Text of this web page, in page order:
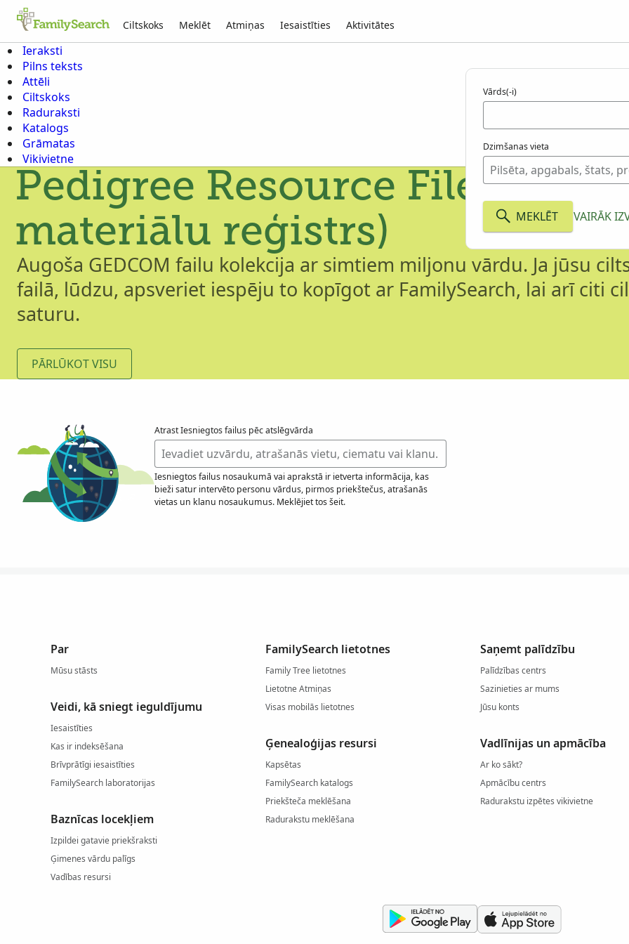
Ciltskoks Meklēt Atmiņas Iesaistīties Aktivitātes
Ieraksti
Pilns teksts
Attēli
Ciltskoks
Raduraksti
Katalogs
Grāmatas
Vikivietne
Pedigree Resource File
materiālu reģistrs)
Augoša GEDCOM failu kolekcija ar simtiem miljonu vārdu. Ja jūsu
failā, lūdzu, apsveriet iespēju to kopīgot ar FamilySearch, lai arī citi
saturu.
PĀRLŪKOT VISU
Vārds(-i)
Dzimšanas vieta
MEKLĒT VAIRĀK
Atrast Iesniegtos failus pēc atslēgvārda
Iesniegtos failus nosaukumā vai aprakstā ir ietverta informācija, kas
bieži satur intervēto personu vārdus, pirmos priekštečus, atrašanās
vietas un klanu nosaukumus. Meklējiet tos šeit.
Par
Mūsu stāsts
Veidi, kā sniegt ieguldījumu
Iesaistīties
Kas ir indeksēšana
Brīvprātīgi iesaistīties
FamilySearch laboratorijas
Baznīcas locekļiem
Izpildei gatavie priekšraksti
Ģimenes vārdu palīgs
Vadības resursi
FamilySearch lietotnes
Family Tree lietotnes
Lietotne Atmiņas
Visas mobilās lietotnes
Ģenealoģijas resursi
Kapsētas
FamilySearch katalogs
Priekšteča meklēšana
Radurakstu meklēšana
Saņemt palīdzību
Palīdzības centrs
Sazinieties ar mums
Jūsu konts
Vadlīnijas un apmācība
Ar ko sākt?
Apmācību centrs
Radurakstu izpētes vikivietne